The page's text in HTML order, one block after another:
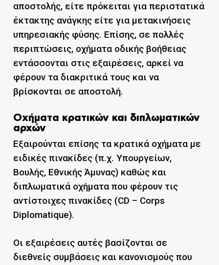
αποστολής, είτε πρόκειται για περιστατικά
έκτακτης ανάγκης είτε για μετακινήσεις
υπηρεσιακής φύσης. Επίσης, σε πολλές
περιπτώσεις, οχήματα οδικής βοήθειας
εντάσσονται στις εξαιρέσεις, αρκεί να
φέρουν τα διακριτικά τους και να
βρίσκονται σε αποστολή.
Οχήματα κρατικών και διπλωματικών
αρχών
Εξαιρούνται επίσης τα κρατικά οχήματα με
ειδικές πινακίδες (π.χ. Υπουργείων,
Βουλής, Εθνικής Άμυνας) καθώς και
διπλωματικά οχήματα που φέρουν τις
αντίστοιχες πινακίδες (CD – Corps
Diplomatique).
Οι εξαιρέσεις αυτές βασίζονται σε
διεθνείς συμβάσεις και κανονισμούς που